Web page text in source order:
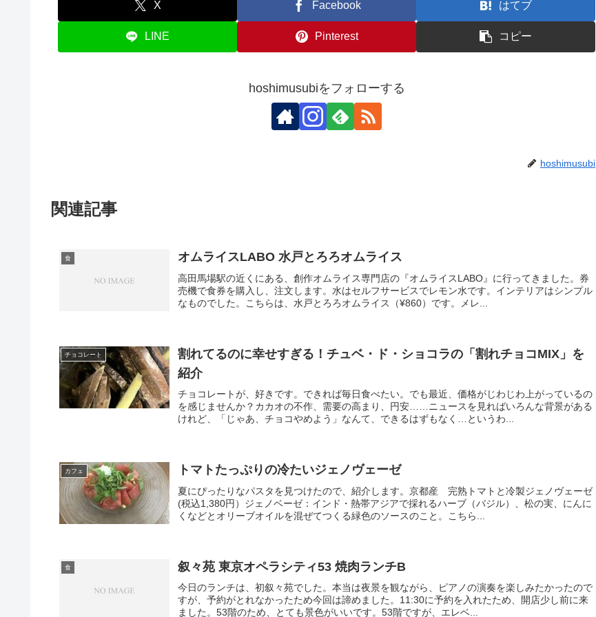
X Facebook はてブ
LINE Pinterest コピー
hoshimusubiをフォローする
hoshimusubi
関連記事
食 オムライスLABO 水戸とろろオムライス
高田馬場駅の近くにある、創作オムライス専門店の『オムライスLABO』に行ってきました。券
売機で食券を購入し、注文します。水はセルフサービスでレモン水です。インテリアはシンプル
なものでした。こちらは、水戸とろろオムライス（¥860）です。メレ...
チョコレート
割れてるのに幸せすぎる！チュベ・ド・ショコラの「割れチョコMIX」を
紹介
チョコレートが、好きです。できれば毎日食べたい。でも最近、価格がじわじわ上がっているの
を感じませんか？カカオの不作、需要の高まり、円安……ニュースを見ればいろんな背景がある
けれど、「じゃあ、チョコやめよう」なんて、できるはずもなく…というわ...
カフェ トマトたっぷりの冷たいジェノヴェーゼ
夏にぴったりなパスタを見つけたので、紹介します。京都産 完熟トマトと冷製ジェノヴェーゼ
(税込1,380円）ジェノベーゼ：インド・熱帯アジアで採れるハーブ（バジル）、松の実、にんに
くなどとオリーブオイルを混ぜてつくる緑色のソースのこと。こちら...
食 叙々苑 東京オペラシティ53 焼肉ランチB
今日のランチは、初叙々苑でした。本当は夜景を観ながら、ピアノの演奏を楽しみたかったので
すが、予約がとれなかったため今回は諦めました。11:30に予約を入れたため、開店少し前に来
ました。53階のため、とても景色がいいです。53階ですが、エレベ...